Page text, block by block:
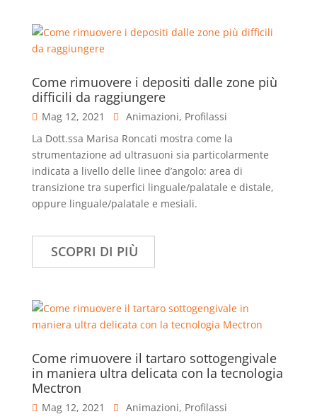
Come rimuovere i depositi dalle zone più
difficili da raggiungere
Mag 12, 2021 Animazioni, Profilassi
La Dott.ssa Marisa Roncati mostra come la
strumentazione ad ultrasuoni sia particolarmente
indicata a livello delle linee d’angolo: area di
transizione tra superfici linguale/palatale e distale,
oppure linguale/palatale e mesiali.
SCOPRI DI PIÙ
Come rimuovere il tartaro sottogengivale
in maniera ultra delicata con la tecnologia
Mectron
Mag 12, 2021 Animazioni, Profilassi